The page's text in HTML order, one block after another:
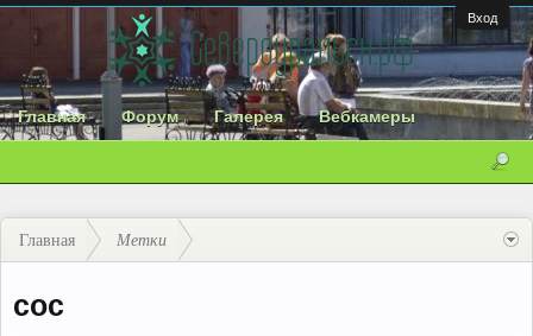
Вход
Главная Форум Галерея Вебкамеры
Главная Метки
coc